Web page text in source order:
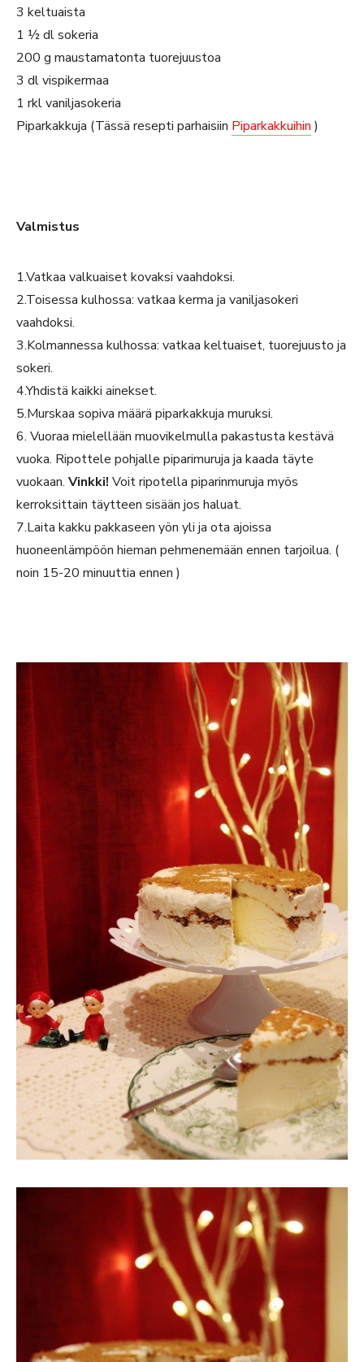
3 keltuaista
1 ½ dl sokeria
200 g maustamatonta tuorejuustoa
3 dl vispikermaa
1 rkl vaniljasokeria
Piparkakkuja (Tässä resepti parhaisiin Piparkakkuihin )
Valmistus
1.Vatkaa valkuaiset kovaksi vaahdoksi.
2.Toisessa kulhossa: vatkaa kerma ja vaniljasokeri
vaahdoksi.
3.Kolmannessa kulhossa: vatkaa keltuaiset, tuorejuusto ja
sokeri.
4.Yhdistä kaikki ainekset.
5.Murskaa sopiva määrä piparkakkuja muruksi.
6. Vuoraa mielellään muovikelmulla pakastusta kestävä
vuoka. Ripottele pohjalle piparimuruja ja kaada täyte
vuokaan. Vinkki! Voit ripotella piparinmuruja myös
kerroksittain täytteen sisään jos haluat.
7.Laita kakku pakkaseen yön yli ja ota ajoissa
huoneenlämpöön hieman pehmenemään ennen tarjoilua. (
noin 15-20 minuuttia ennen )